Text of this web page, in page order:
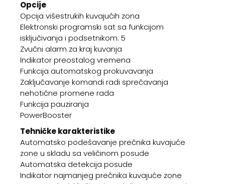
Opcije
Opcija višestrukih kuvajućih zona
Elektronski programski sat sa funkcijom
isključivanja i podsetnikom: 5
Zvučni alarm za kraj kuvanja
Indikator preostalog vremena
Funkcija automatskog prokuvavanja
Zaključavanje komandi radi sprečavanja
nehotične promene rada
Funkcija pauziranja
PowerBooster
Tehničke karakteristike
Automatsko podešavanje prečnika kuvajuće
zone u skladu sa veličinom posude
Automatska detekcija posude
Indikator najmanjeg prečnika kuvajuće zone